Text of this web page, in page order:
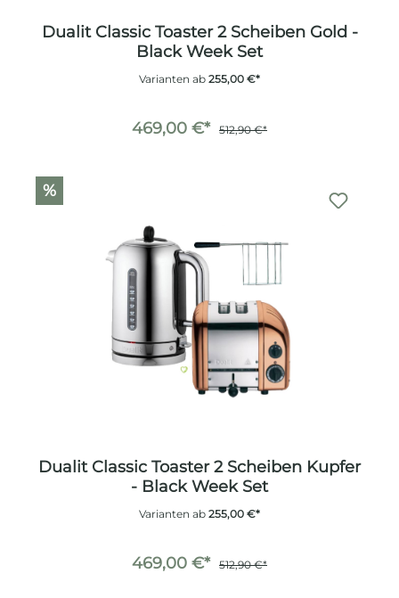
Dualit Classic Toaster 2 Scheiben Gold -
Black Week Set
Varianten ab 255,00 €*
469,00 €* 512,90 €*
%
Dualit Classic Toaster 2 Scheiben Kupfer
- Black Week Set
Varianten ab 255,00 €*
469,00 €* 512,90 €*